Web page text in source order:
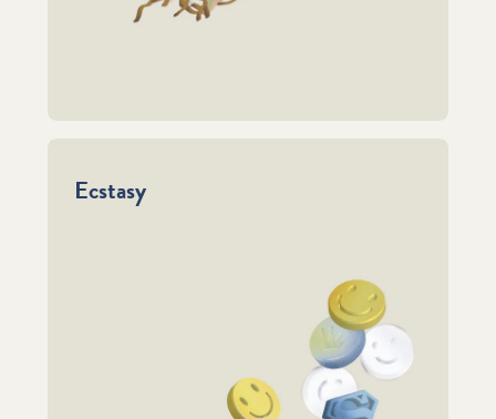
Ecstasy